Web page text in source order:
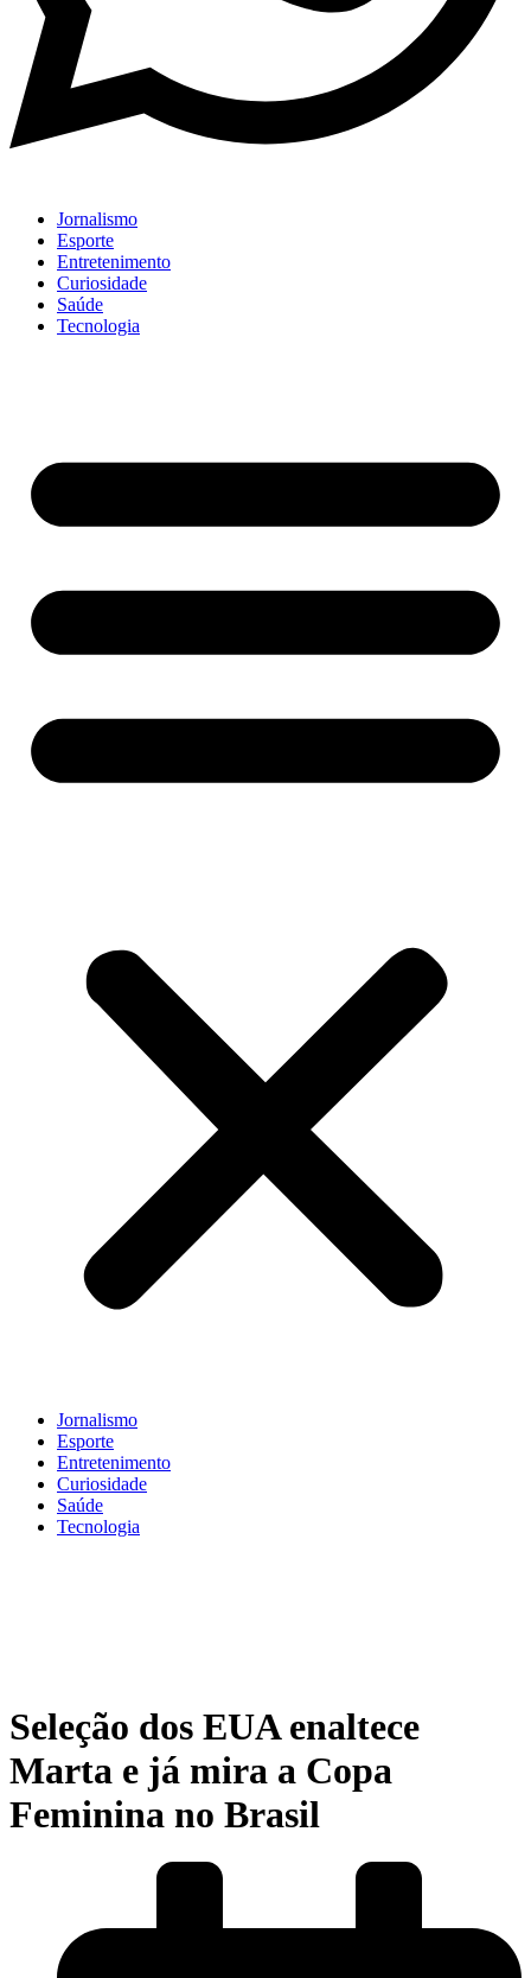
Jornalismo
Esporte
Entretenimento
Curiosidade
Saúde
Tecnologia
Jornalismo
Esporte
Entretenimento
Curiosidade
Saúde
Tecnologia
Seleção dos EUA enaltece
Marta e já mira a Copa
Feminina no Brasil